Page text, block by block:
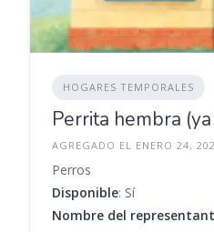
HOGARES TEMPORALES
Perrita hembra
AGREGADO EL ENERO 24,
Perros
Disponible: Sí
Nombre del